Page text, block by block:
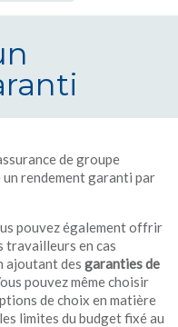
de groupe
rendement garanti par
pouvez également offrir
travailleurs en cas
ajoutant des garanties de
pouvez même choisir
de choix en matière
limites du budget fixé au